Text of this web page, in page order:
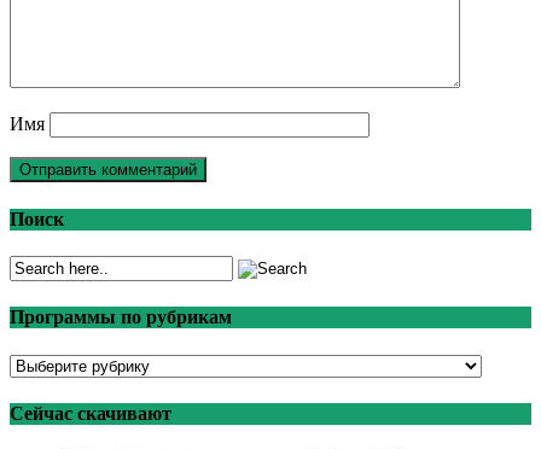
Имя
Поиск
Программы по рубрикам
Программы
рубрикам
Сейчас скачивают